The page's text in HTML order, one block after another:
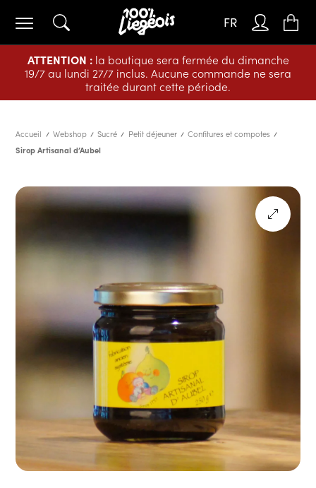
ATTENTION :la boutique sera fermée du dimanche
19/7 au lundi 27/7 inclus. Aucune commande ne sera
traitée durant cette période.
FR
Accueil Webshop Sucré Petit déjeuner
Confitures et compotes
Sirop Artisanal d’Aubel